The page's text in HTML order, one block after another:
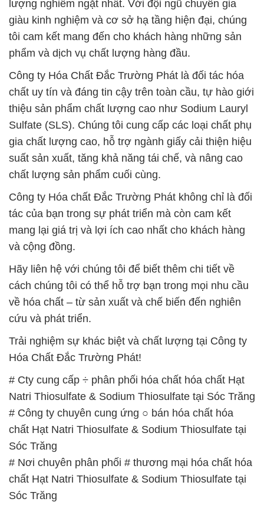
lượng nghiêm ngặt nhất. Với đội ngũ chuyên gia
giàu kinh nghiệm và cơ sở hạ tầng hiện đại, chúng
tôi cam kết mang đến cho khách hàng những sản
phẩm và dịch vụ chất lượng hàng đầu.
Công ty Hóa Chất Đắc Trường Phát là đối tác hóa
chất uy tín và đáng tin cậy trên toàn cầu, tự hào giới
thiệu sản phẩm chất lượng cao như Sodium Lauryl
Sulfate (SLS). Chúng tôi cung cấp các loại chất phụ
gia chất lượng cao, hỗ trợ ngành giấy cải thiện hiệu
suất sản xuất, tăng khả năng tái chế, và nâng cao
chất lượng sản phẩm cuối cùng.
Công ty Hóa chất Đắc Trường Phát không chỉ là đối
tác của bạn trong sự phát triển mà còn cam kết
mang lại giá trị và lợi ích cao nhất cho khách hàng
và cộng đồng.
Hãy liên hệ với chúng tôi để biết thêm chi tiết về
cách chúng tôi có thể hỗ trợ bạn trong mọi nhu cầu
về hóa chất – từ sản xuất và chế biến đến nghiên
cứu và phát triển.
Trải nghiệm sự khác biệt và chất lượng tại Công ty
Hóa Chất Đắc Trường Phát!
# Cty cung cấp ÷ phân phối hóa chất hóa chất Hạt
Natri Thiosulfate & Sodium Thiosulfate tại Sóc Trăng
# Công ty chuyên cung ứng ○ bán hóa chất hóa
chất Hạt Natri Thiosulfate & Sodium Thiosulfate tại
Sóc Trăng
# Nơi chuyên phân phối # thương mại hóa chất hóa
chất Hạt Natri Thiosulfate & Sodium Thiosulfate tại
Sóc Trăng